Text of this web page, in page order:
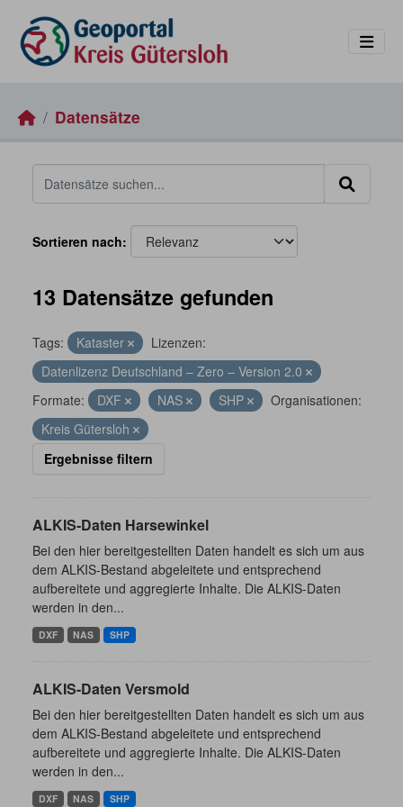
Datensätze
Sortieren nach
13 Datensätze gefunden
Tags: Kataster
Lizenzen:
Datenlizenz Deutschland – Zero – Version 2.0
Formate:
DXF NAS SHP
Organisationen:
Kreis Gütersloh
Ergebnisse filtern
ALKIS-Daten Harsewinkel
Bei den hier bereitgestellten Daten handelt es sich um aus
dem ALKIS-Bestand abgeleitete und entsprechend
aufbereitete und aggregierte Inhalte. Die ALKIS-Daten
werden in den...
DXF NAS SHP
ALKIS-Daten Versmold
Bei den hier bereitgestellten Daten handelt es sich um aus
dem ALKIS-Bestand abgeleitete und entsprechend
aufbereitete und aggregierte Inhalte. Die ALKIS-Daten
werden in den...
DXF NAS SHP